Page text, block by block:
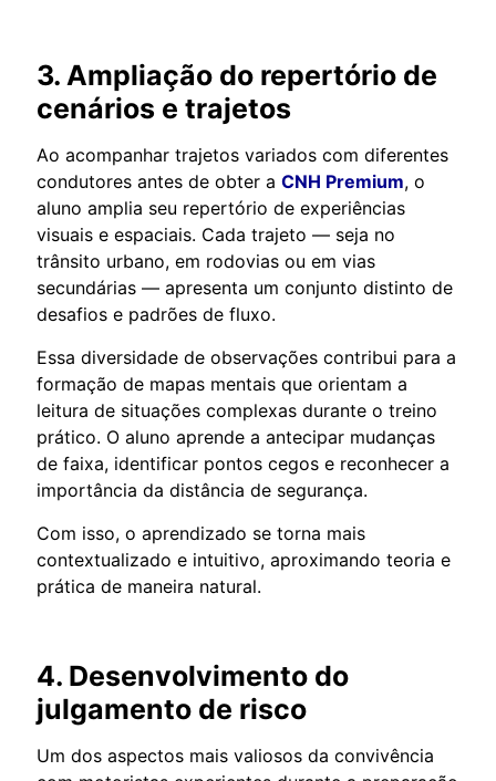
3. Ampliação do repertório de
cenários e trajetos
Ao acompanhar trajetos variados com diferentes
condutores antes de obter a CNH Premium, o
aluno amplia seu repertório de experiências
visuais e espaciais. Cada trajeto — seja no
trânsito urbano, em rodovias ou em vias
secundárias — apresenta um conjunto distinto de
desafios e padrões de fluxo.
Essa diversidade de observações contribui para a
formação de mapas mentais que orientam a
leitura de situações complexas durante o treino
prático. O aluno aprende a antecipar mudanças
de faixa, identificar pontos cegos e reconhecer a
importância da distância de segurança.
Com isso, o aprendizado se torna mais
contextualizado e intuitivo, aproximando teoria e
prática de maneira natural.
4. Desenvolvimento do
julgamento de risco
Um dos aspectos mais valiosos da convivência